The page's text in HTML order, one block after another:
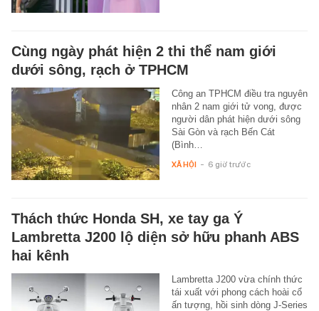
Cùng ngày phát hiện 2 thi thể nam giới
dưới sông, rạch ở TPHCM
Công an TPHCM điều tra nguyên
nhân 2 nam giới tử vong, được
người dân phát hiện dưới sông
Sài Gòn và rạch Bến Cát
(Bình…
XÃ HỘI - 6 giờ trước
Thách thức Honda SH, xe tay ga Ý
Lambretta J200 lộ diện sở hữu phanh ABS
hai kênh
Lambretta J200 vừa chính thức
tái xuất với phong cách hoài cổ
ấn tượng, hồi sinh dòng J-Series